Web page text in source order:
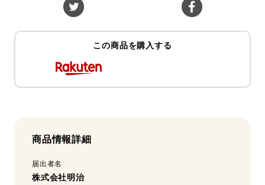
この商品を購入する
商品情報詳細
届出者名
株式会社明治